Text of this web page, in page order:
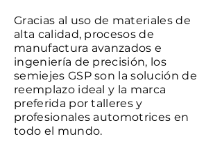
Gracias al uso de materiales de
alta calidad, procesos de
manufactura avanzados e
ingeniería de precisión, los
semiejes GSP son la solución de
reemplazo ideal y la marca
preferida por talleres y
profesionales automotrices en
todo el mundo.